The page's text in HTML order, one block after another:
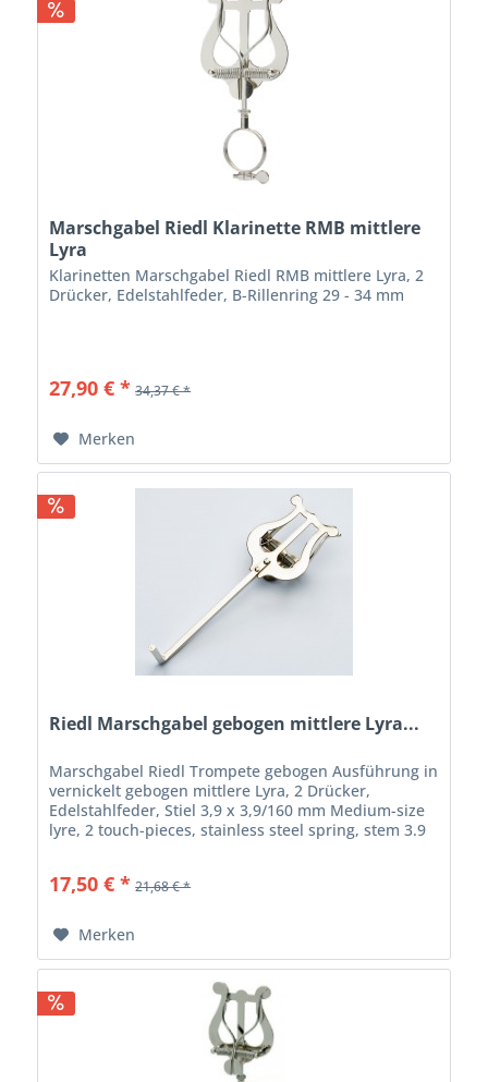
Marschgabel Riedl Klarinette RMB mittlere
Lyra
Klarinetten Marschgabel Riedl RMB mittlere Lyra, 2
Drücker, Edelstahlfeder, B-Rillenring 29 - 34 mm
27,90 € * 34,37 € *
Merken
Riedl Marschgabel gebogen mittlere Lyra...
Marschgabel Riedl Trompete gebogen Ausführung in
vernickelt gebogen mittlere Lyra, 2 Drücker,
Edelstahlfeder, Stiel 3,9 x 3,9/160 mm Medium-size
lyre, 2 touch-pieces, stainless steel spring, stem 3.9
17,50 € * 21,68 € *
Merken